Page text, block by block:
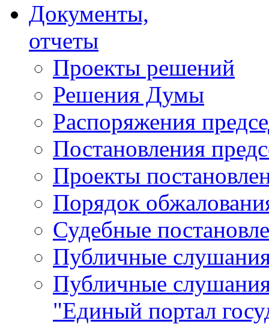
Документы,
отчеты
Проекты решений
Решения Думы
Распоряжения
Постановления
Проекты
Порядок
Судебные
Публичные
Публичные
"Единый портал